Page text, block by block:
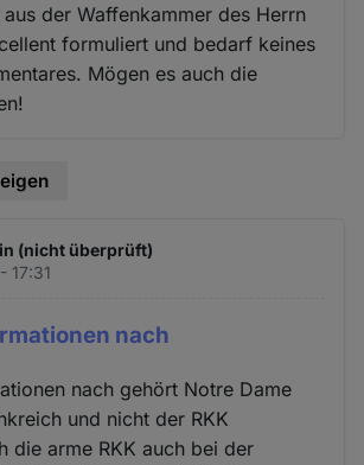
der Waffenkammer des Herrn
formuliert und bedarf keines
Mögen es auch die
(nicht überprüft)
17:31
nach
nach gehört Notre Dame
und nicht der RKK
die arme RKK auch bei der